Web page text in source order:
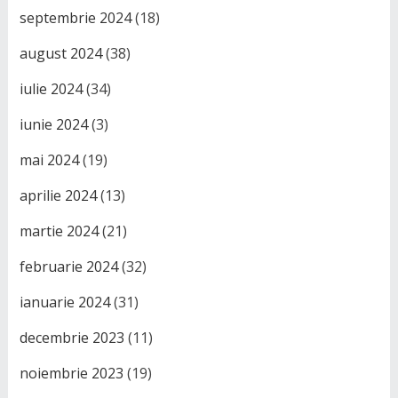
septembrie 2024(18)
august 2024(38)
iulie 2024(34)
iunie 2024(3)
mai 2024(19)
aprilie 2024(13)
martie 2024(21)
februarie 2024(32)
ianuarie 2024(31)
decembrie 2023 (11)
noiembrie 2023 (19)